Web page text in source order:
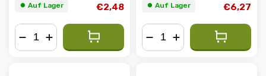
⏺︎ Auf Lager €2,48 ⏺︎ Auf Lager €6,27